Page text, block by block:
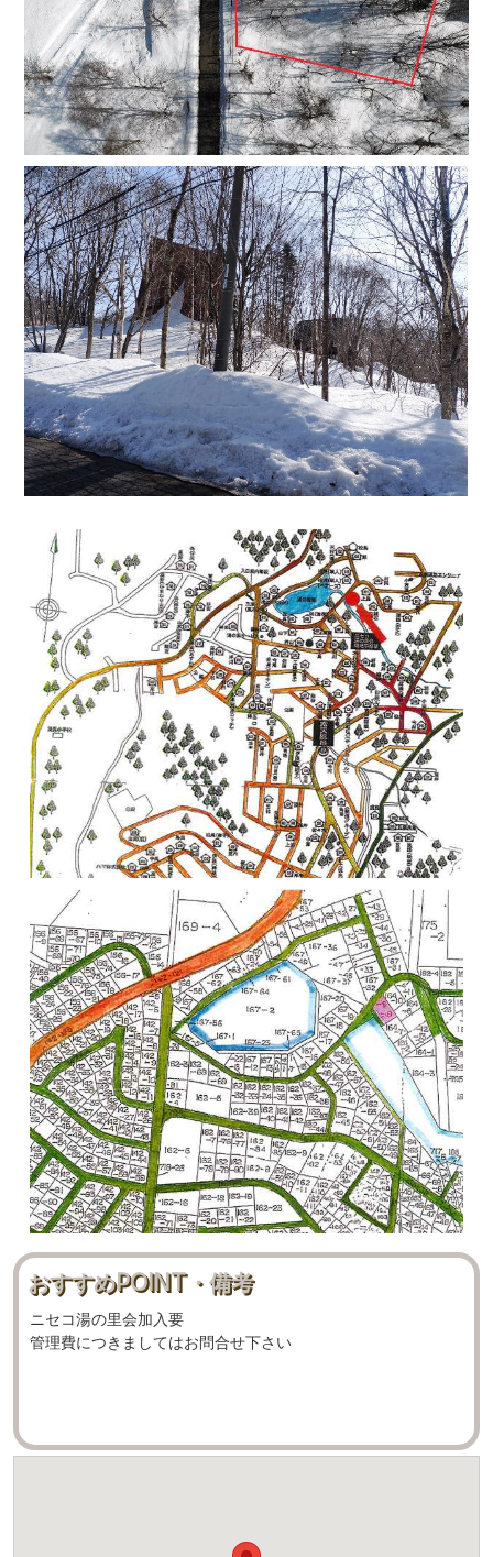
おすすめPOINT・備考
ニセコ湯の里会加入要
管理費につきましてはお問合せ下さい